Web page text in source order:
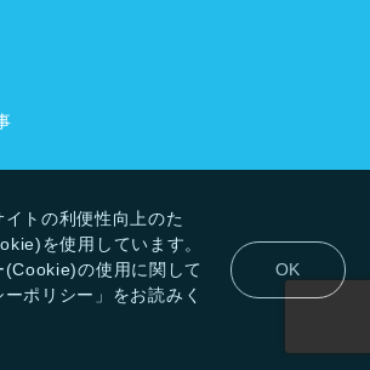
トの利便性向上のた
を使用しています。
(Cookie)の使用に関して
ポリシー」をお読みく
OK